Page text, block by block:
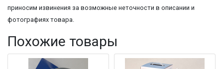
приносим извинения за возможные неточности в описании и
фотографиях товара.
Похожие товары